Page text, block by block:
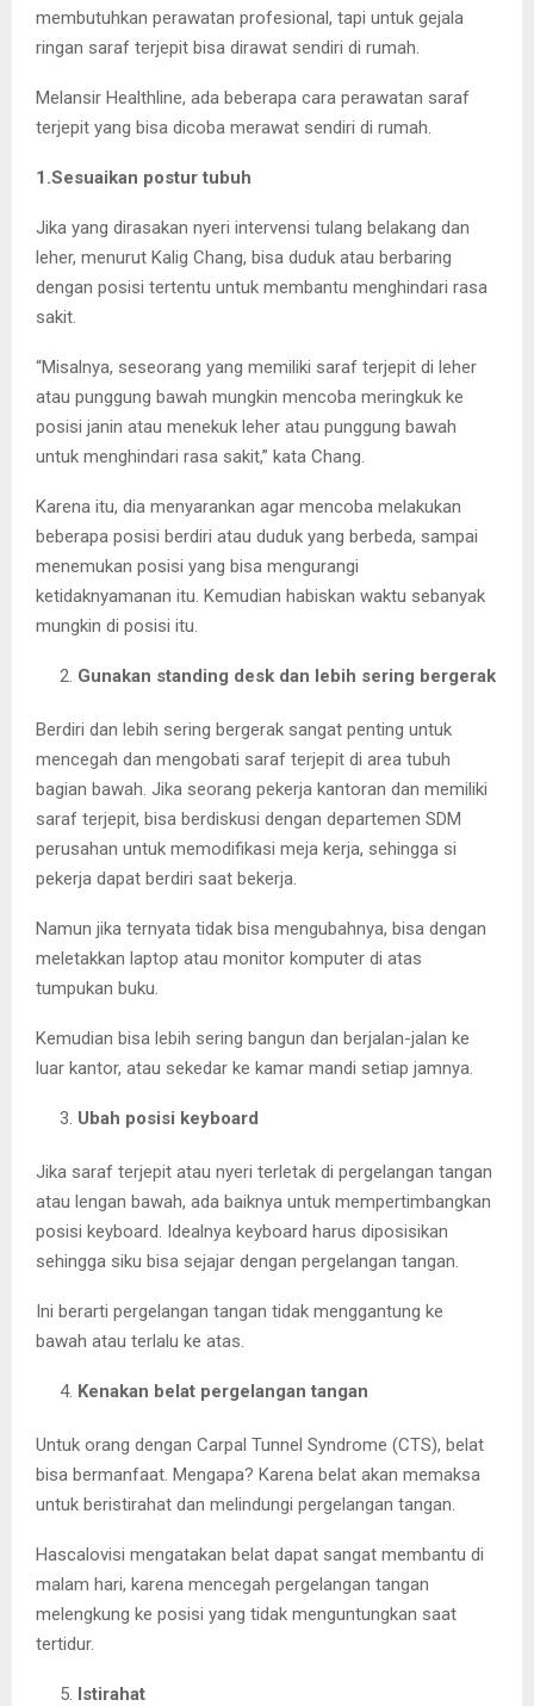
membutuhkan perawatan profesional, tapi untuk gejala
ringan saraf terjepit bisa dirawat sendiri di rumah.
Melansir Healthline, ada beberapa cara perawatan saraf
terjepit yang bisa dicoba merawat sendiri di rumah.
1.Sesuaikan postur tubuh
Jika yang dirasakan nyeri intervensi tulang belakang dan
leher, menurut Kalig Chang, bisa duduk atau berbaring
dengan posisi tertentu untuk membantu menghindari rasa
sakit.
“Misalnya, seseorang yang memiliki saraf terjepit di leher
atau punggung bawah mungkin mencoba meringkuk ke
posisi janin atau menekuk leher atau punggung bawah
untuk menghindari rasa sakit,” kata Chang.
Karena itu, dia menyarankan agar mencoba melakukan
beberapa posisi berdiri atau duduk yang berbeda, sampai
menemukan posisi yang bisa mengurangi
ketidaknyamanan itu. Kemudian habiskan waktu sebanyak
mungkin di posisi itu.
Gunakan standing desk dan lebih sering bergerak
Berdiri dan lebih sering bergerak sangat penting untuk
mencegah dan mengobati saraf terjepit di area tubuh
bagian bawah. Jika seorang pekerja kantoran dan memiliki
saraf terjepit, bisa berdiskusi dengan departemen SDM
perusahan untuk memodifikasi meja kerja, sehingga si
pekerja dapat berdiri saat bekerja.
Namun jika ternyata tidak bisa mengubahnya, bisa dengan
meletakkan laptop atau monitor komputer di atas
tumpukan buku.
Kemudian bisa lebih sering bangun dan berjalan-jalan ke
luar kantor, atau sekedar ke kamar mandi setiap jamnya.
Ubah posisi keyboard
Jika saraf terjepit atau nyeri terletak di pergelangan tangan
atau lengan bawah, ada baiknya untuk mempertimbangkan
posisi keyboard. Idealnya keyboard harus diposisikan
sehingga siku bisa sejajar dengan pergelangan tangan.
Ini berarti pergelangan tangan tidak menggantung ke
bawah atau terlalu ke atas.
Kenakan belat pergelangan tangan
Untuk orang dengan Carpal Tunnel Syndrome (CTS), belat
bisa bermanfaat. Mengapa? Karena belat akan memaksa
untuk beristirahat dan melindungi pergelangan tangan.
Hascalovisi mengatakan belat dapat sangat membantu di
malam hari, karena mencegah pergelangan tangan
melengkung ke posisi yang tidak menguntungkan saat
tertidur.
Istirahat